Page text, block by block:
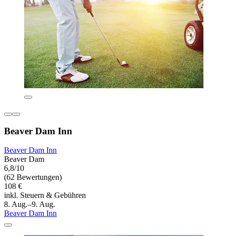
Beaver Dam Inn
Beaver Dam Inn
Beaver Dam
6,8/10
(62 Bewertungen)
108 €
inkl. Steuern & Gebühren
8. Aug.–9. Aug.
Beaver Dam Inn